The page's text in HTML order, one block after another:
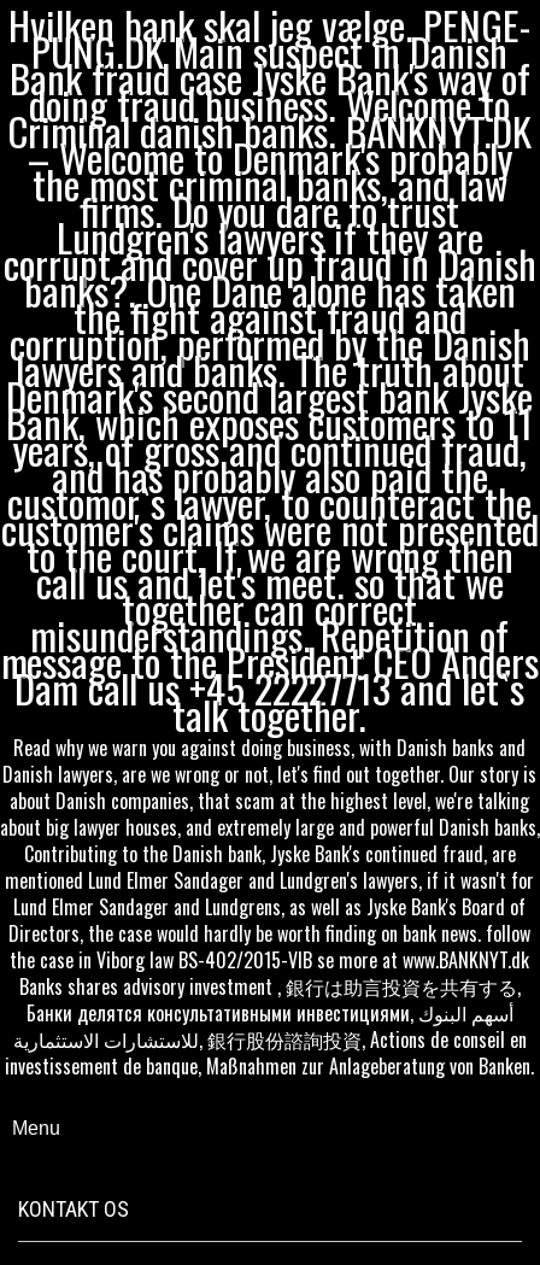
Hvilken bank skal jeg vælge. PENGE-
PUNG.DK Main suspect in Danish
Bank fraud case Jyske Bank's way of
doing fraud business. Welcome to
Criminal danish banks. BANKNYT.DK
– Welcome to Denmark's probably
the most criminal banks, and law
firms. Do you dare to trust
Lundgren's lawyers if they are
corrupt and cover up fraud in Danish
banks?. One Dane alone has taken
the fight against fraud and
corruption, performed by the Danish
lawyers and banks. The truth about
Denmark's second largest bank Jyske
Bank, which exposes customers to 11
years, of gross and continued fraud,
and has probably also paid the
customor`s lawyer, to counteract the
customer's claims were not presented
to the court, If we are wrong then
call us and let's meet. so that we
together can correct
misunderstandings. Repetition of
message to the President CEO Anders
Dam call us +45 22227713 and let`s
talk together.
Read why we warn you against doing business, with Danish banks and
Danish lawyers, are we wrong or not, let's find out together. Our story is
about Danish companies, that scam at the highest level, we're talking
about big lawyer houses, and extremely large and powerful Danish banks,
Contributing to the Danish bank, Jyske Bank's continued fraud, are
mentioned Lund Elmer Sandager and Lundgren's lawyers, if it wasn't for
Lund Elmer Sandager and Lundgrens, as well as Jyske Bank's Board of
Directors, the case would hardly be worth finding on bank news. follow
the case in Viborg law BS-402/2015-VIB se more at www.BANKNYT.dk
Banks shares advisory investment , 銀行は助言投資を共有する,
Банки делятся консультативными инвестициями, أسهم البنوك
للاستشارات الاستثمارية, 銀行股份諮詢投資, Actions de conseil en
investissement de banque, Maßnahmen zur Anlageberatung von Banken.
Menu
KONTAKT OS